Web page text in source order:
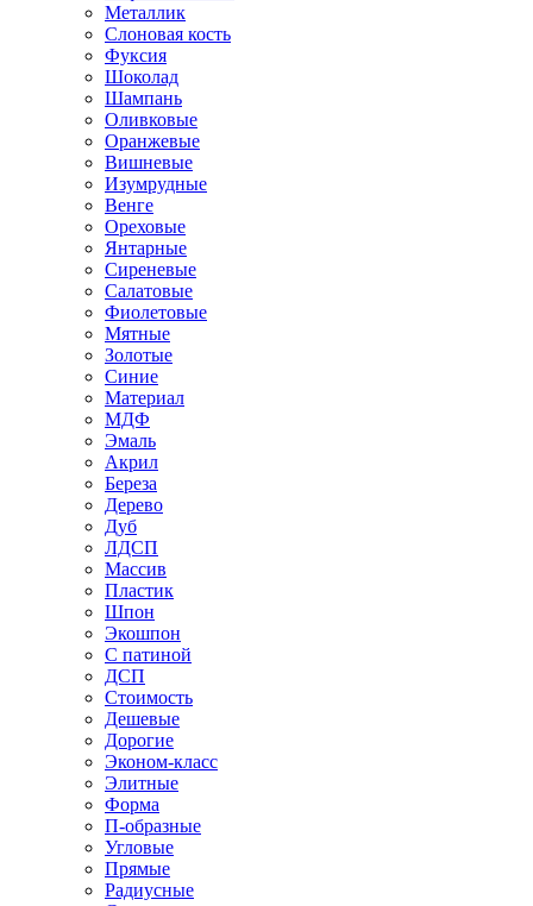
Металлик
Слоновая кость
Фуксия
Шоколад
Шампань
Оливковые
Оранжевые
Вишневые
Изумрудные
Венге
Ореховые
Янтарные
Сиреневые
Салатовые
Фиолетовые
Мятные
Золотые
Синие
Материал
МДФ
Эмаль
Акрил
Береза
Дерево
Дуб
ЛДСП
Массив
Пластик
Шпон
Экошпон
С патиной
ДСП
Стоимость
Дешевые
Дорогие
Эконом-класс
Элитные
Форма
П-образные
Угловые
Прямые
Радиусные